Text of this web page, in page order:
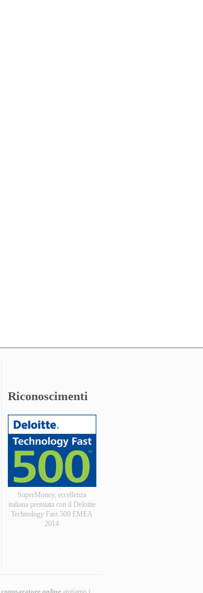
Riconoscimenti
SuperMoney, eccellenza
italiana premiata con il Deloitte
Technology Fast 500 EMEA
2014